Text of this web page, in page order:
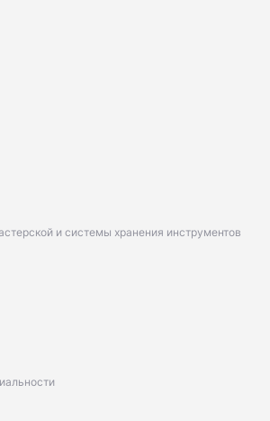
и системы хранения инструментов